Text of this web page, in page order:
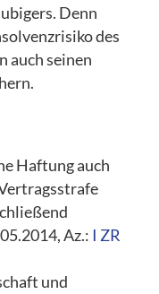
Denn
des
auch seinen
Haftung auch
Az.: I ZR
und